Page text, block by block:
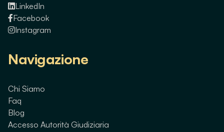
LinkedIn
Facebook
Instagram
Navigazione
Chi Siamo
Faq
Blog
Accesso Autorità Giudiziaria